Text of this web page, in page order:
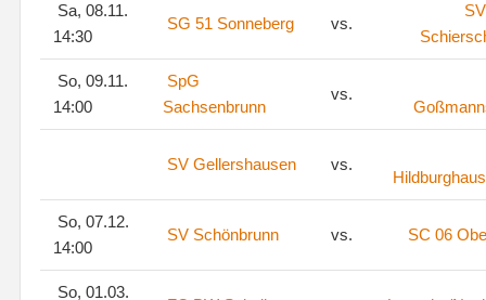
Sa, 08.11.
14:30
SG 51 Sonneberg vs.
So, 09.11.
14:00
SpG
Sachsenbrunn
vs.
SV Gellershausen vs.
So, 07.12.
14:00
SV Schönbrunn vs. SC 06
So, 01.03.